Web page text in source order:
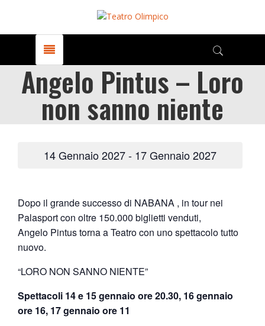
Angelo Pintus – Loro
non sanno niente
14 Gennaio 2027- 17 Gennaio 2027
Dopo il grande successo di NABANA , in tour nei
Palasport con oltre 150.000 biglietti venduti,
Angelo Pintus torna a Teatro con uno spettacolo tutto
nuovo.
“LORO NON SANNO NIENTE”
Spettacoli 14 e 15 gennaio ore 20.30, 16 gennaio
ore 16, 17 gennaio ore 11